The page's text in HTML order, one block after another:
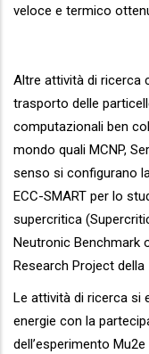
veloce e termico
Altre attività di ricerca
trasporto delle
computazionali ben
mondo quali MCNP,
senso si configurano
ECC-SMART per lo
supercritica
Neutronic Benchmark
Research Project della
Le attività di ricerca si
energie con la
dell’esperimento